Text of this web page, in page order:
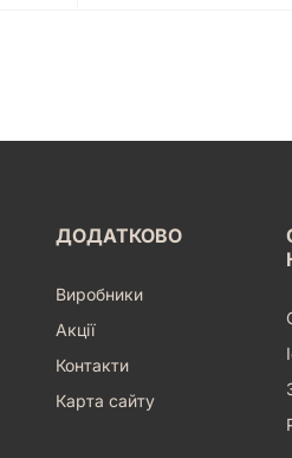
ДОДАТКОВО
Виробники
Акції
Контакти
Карта сайту